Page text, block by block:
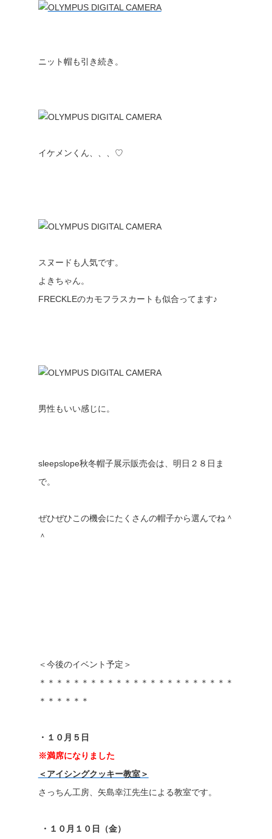
ニット帽も引き続き。
イケメンくん、、、♡
スヌードも人気です。
よきちゃん。
FRECKLEのカモフラスカートも似合ってます♪
男性もいい感じに。
sleepslope秋冬帽子展示販売会は、明日２８日ま
で。
ぜひぜひこの機会にたくさんの帽子から選んでね＾
＾
＜今後のイベント予定＞
＊＊＊＊＊＊＊＊＊＊＊＊＊＊＊＊＊＊＊＊＊＊＊
＊＊＊＊＊＊
・１０月５日
※満席になりました
＜アイシングクッキー教室＞
さっちん工房、矢島幸江先生による教室です。
・１０月１０日（金）